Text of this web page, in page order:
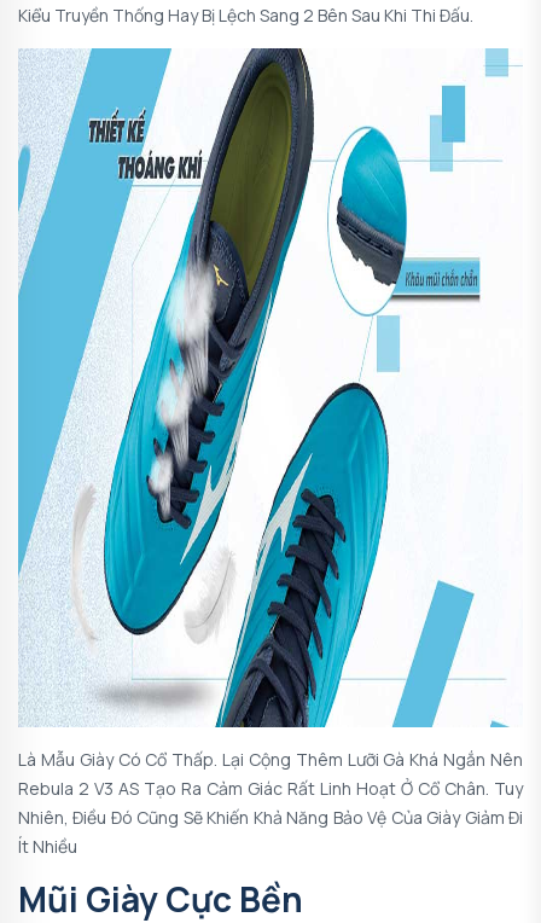
Kiểu Truyền Thống Hay Bị Lệch Sang 2 Bên Sau Khi Thi Đấu.
Là Mẫu Giày Có Cổ Thấp. Lại Cộng Thêm Lưỡi Gà Khá Ngắn Nên
Rebula 2 V3 AS Tạo Ra Cảm Giác Rất Linh Hoạt Ở Cổ Chân. Tuy
Nhiên, Điều Đó Cũng Sẽ Khiến Khả Năng Bảo Vệ Của Giày Giảm Đi
Ít Nhiều
Mũi Giày Cực Bền